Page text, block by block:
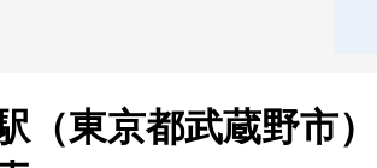
（東京都武蔵野市